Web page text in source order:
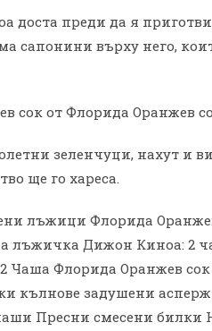
доста преди да я
сапонини върху него,
сок от Флорида Оранжев
зеленчуци, нахут и
ще го хареса.
лъжици Флорида
лъжичка Дижон Киноа: 2
Флорида Оранжев
кълнове задушени
Пресни смесени билки